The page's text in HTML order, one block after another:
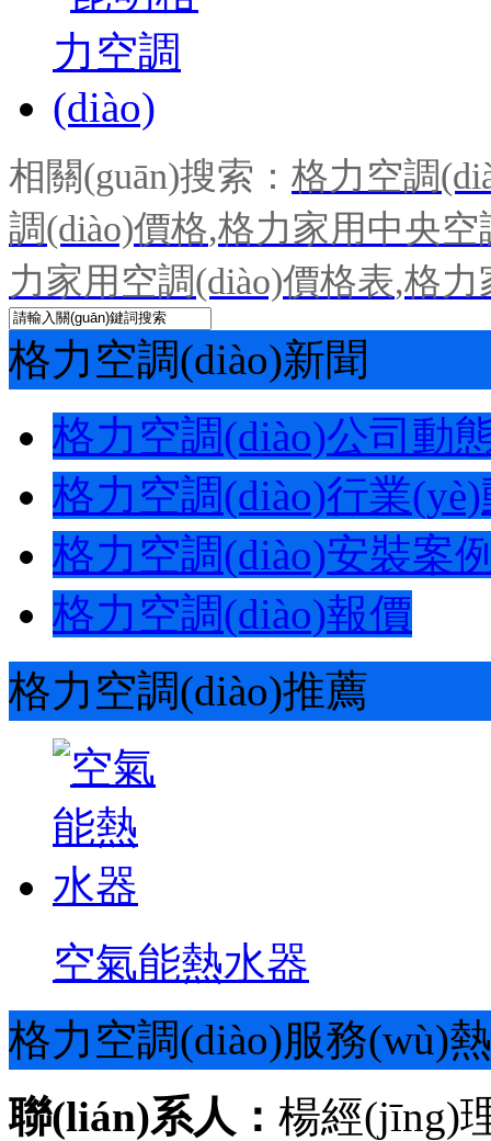
相關(guān)搜索： 格力空調
調(diào)價格,格力家用中央空
力家用空調(diào)價格表,格力
格力空調(diào)新聞
格力空調(diào)公司動
格力空調(diào)行業
格力空調(diào)安裝案
格力空調(diào)報價
格力空調(diào)推薦
空氣能熱水器
格力空調(diào)服務(wù)
聯(lián)系人： 楊經(jīng)